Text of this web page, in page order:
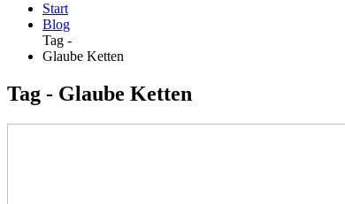
Start
Blog
Tag -
Glaube Ketten
Tag - Glaube Ketten